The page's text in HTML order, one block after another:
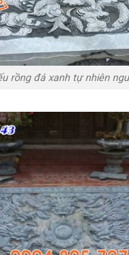
rồng đá xanh tự nhiên